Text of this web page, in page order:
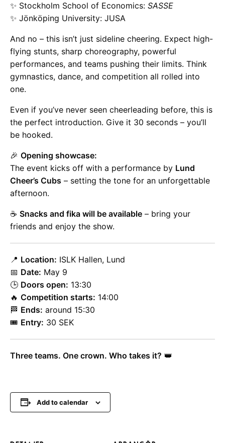
✨ Stockholm School of Economics: SASSE
✨ Jönköping University: JUSA
And no – this isn’t just sideline cheering. Expect high-
flying stunts, sharp choreography, powerful
performances, and teams pushing their limits. Think
gymnastics, dance, and competition all rolled into
one.
Even if you’ve never seen cheerleading before, this is
the perfect introduction. Give it 30 seconds – you’ll
be hooked.
🎉 Opening showcase:
The event kicks off with a performance by Lund
Cheer’s Cubs – setting the tone for an unforgettable
afternoon.
☕ Snacks and fika will be available – bring your
friends and enjoy the show.
📍 Location: ISLK Hallen, Lund
📅 Date: May 9
🕒 Doors open: 13:30
🔥 Competition starts: 14:00
🏁 Ends: around 15:30
🎟️ Entry: 30 SEK
Three teams. One crown. Who takes it? 👑
Add to calendar